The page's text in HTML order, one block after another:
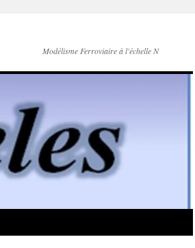
Modélisme Ferroviaire à l'échelle N